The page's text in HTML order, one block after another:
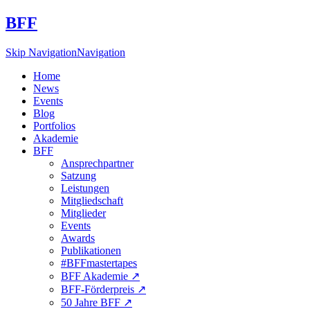
BFF
Skip NavigationNavigation
Home
News
Events
Blog
Portfolios
Akademie
BFF
Ansprechpartner
Satzung
Leistungen
Mitgliedschaft
Mitglieder
Events
Awards
Publikationen
#BFFmastertapes
BFF Akademie ↗︎
BFF-Förderpreis ↗︎
50 Jahre BFF ↗︎